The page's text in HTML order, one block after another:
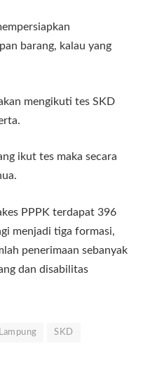
barang, kalau yang
mengikuti tes SKD
ikut tes maka secara
PPPK terdapat 396
menjadi tiga formasi,
penerimaan sebanyak
dan disabilitas
SKD